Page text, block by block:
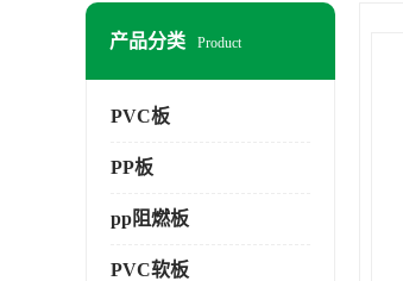
产品分类 Product
PVC板
PP板
pp阻燃板
PVC软板